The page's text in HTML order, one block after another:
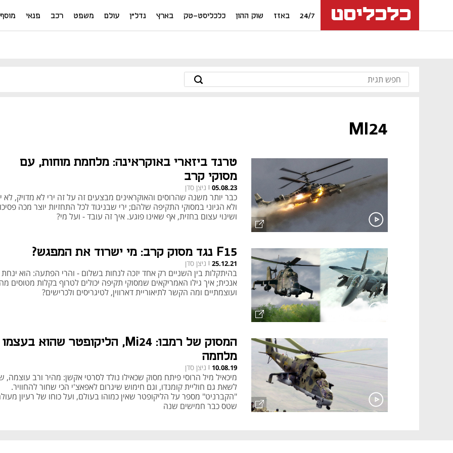
24/7 באזז שוק ההון כלכליסט-טק בארץ נדל"ן עולם משפט רכב פנאי מוסף
MI24
טרנד ביזארי באוקראינה: מלחמת מוחות, עם
מסוקי קרב
05.08.23
| ניצן סדן
כבר יותר משנה שהרוסים והאוקראינים מבצעים זה על זה ירי לא מדויק, לא
ולא הגיוני במסוקי התקיפה שלהם; ירי שבניגוד לכל התחזיות יוצר מכה
ושינוי עצום בחזית, אף שאינו פוגע. איך זה עובד - ועל מי?
F15 נגד מסוק קרב: מי ישרוד את המפגש?
25.12.21
| ניצן סדן
בהיתקלות בין השניים רק אחד יזכה לנחות בשלום - והרי הפתעה: הוא ינחת
אנכית; איך גילו האמריקאים שמסוקי תקיפה יכולים לטרוף בקלות מטוסים
ועוצמתיים ומה הקשר לתיאוריית דארווין, לטיגריסים ולכרישים?
המסוק של רמבו: Mi24, הליקופטר שהוא בעצמו
מלחמה
10.08.19
| ניצן סדן
מיכאיל מיל הרוסי פיתח מסוק שכאילו נולד לסרטי אקשן: מהיר ורב עוצמה,
לשאת גם חוליית קומנדו, וגם חימוש שיגרום לאפאצ'י הכי שחור להחוויר.
"הקברניט" מספר על הליקופטר שאין כמוהו בעולם, ועל כוחו של רעיון
שטס כבר חמישים שנה